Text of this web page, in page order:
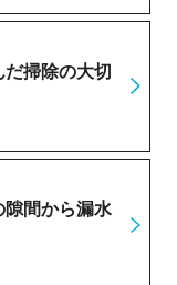
掃除の大切
隙間から漏水